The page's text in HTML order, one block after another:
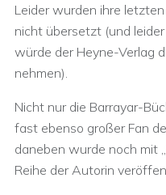
Leider wurden ihre
nicht übersetzt (und
würde der Heyne-Verlag
nehmen).
Nicht nur die Barrayar-
fast ebenso großer Fan
daneben wurde noch mit
Reihe der Autorin